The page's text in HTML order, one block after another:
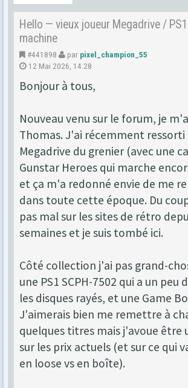
Hello — vieux joueur Megadrive /
machine
#441898 par pixel_champion_55
12 Mai 2026, 14:28
Bonjour à tous,
Nouveau venu sur le forum, je
Thomas. J'ai récemment ressorti
Megadrive du grenier (avec une
Gunstar Heroes qui marche
et ça m'a redonné envie de me
dans toute cette époque. Du
pas mal sur les sites de rétro
semaines et je suis tombé ici.
Côté collection j'ai pas grand-
une PS1 SCPH-7502 qui a un peu
les disques rayés, et une Game
J'aimerais bien me remettre à
quelques titres mais j'avoue être
sur les prix actuels (et sur ce qui
en loose vs en boîte).